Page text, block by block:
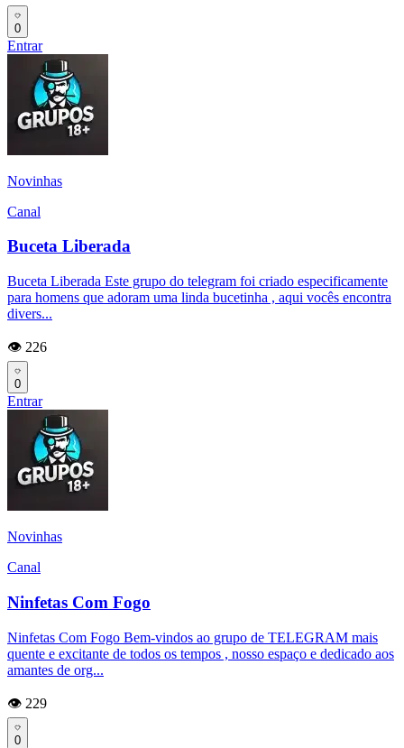
0
Entrar
Novinhas
Canal
Buceta Liberada
Buceta Liberada Este grupo do telegram foi criado especificamente
para homens que adoram uma linda bucetinha , aqui vocês encontra
divers...
👁️ 226
0
Entrar
Novinhas
Canal
Ninfetas Com Fogo
Ninfetas Com Fogo Bem-vindos ao grupo de TELEGRAM mais
quente e excitante de todos os tempos , nosso espaço e dedicado aos
amantes de org...
👁️ 229
0